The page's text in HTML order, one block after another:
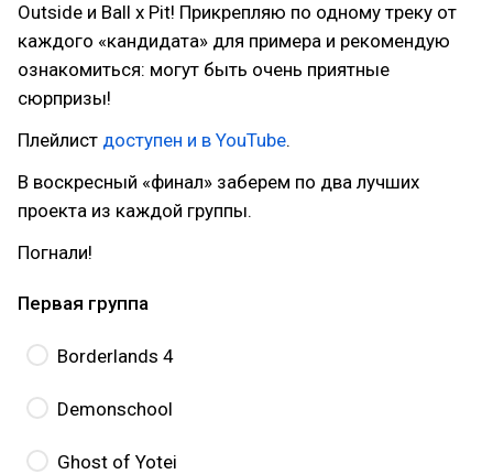
Outside и Ball x Pit! Прикрепляю по одному треку от
каждого «кандидата» для примера и рекомендую
ознакомиться: могут быть очень приятные
сюрпризы!
Плейлист доступен и в YouTube.
В воскресный «финал» заберем по два лучших
проекта из каждой группы.
Погнали!
Первая группа
Borderlands 4
Demonschool
Ghost of Yotei